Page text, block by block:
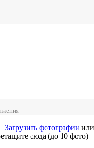
Загрузить фотографии или
сюда (до 10 фото)